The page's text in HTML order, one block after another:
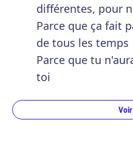
différentes, pour
Parce que ça fait
de tous les temps
Parce que tu
toi